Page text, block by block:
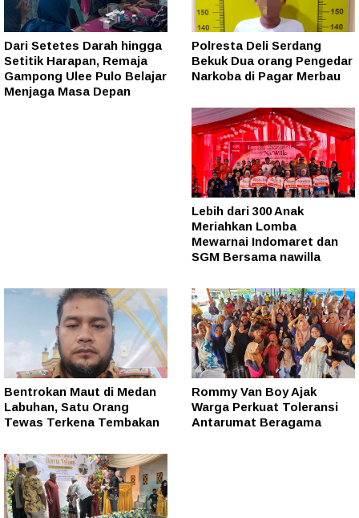
Dari Setetes Darah hingga
Setitik Harapan, Remaja
Gampong Ulee Pulo Belajar
Menjaga Masa Depan
Polresta Deli Serdang
Bekuk Dua orang Pengedar
Narkoba di Pagar Merbau
Lebih dari 300 Anak
Meriahkan Lomba
Mewarnai Indomaret dan
SGM Bersama nawilla
Bentrokan Maut di Medan
Labuhan, Satu Orang
Tewas Terkena Tembakan
Rommy Van Boy Ajak
Warga Perkuat Toleransi
Antarumat Beragama